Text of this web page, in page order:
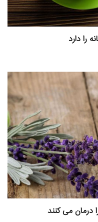
را دارد
درمان می کنند